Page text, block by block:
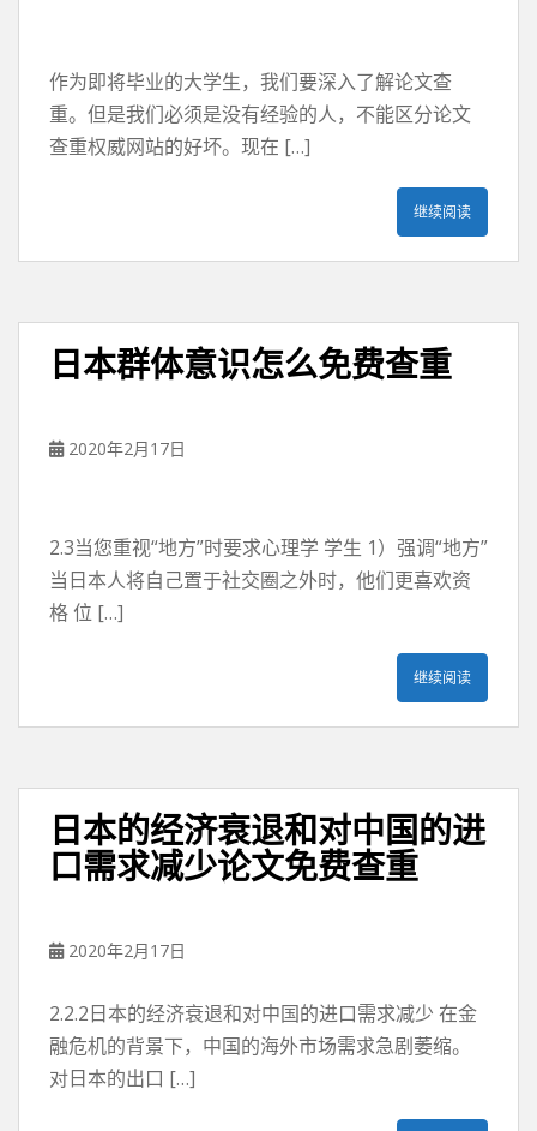
作为即将毕业的大学生，我们要深入了解论文查
重。但是我们必须是没有经验的人，不能区分论文
查重权威网站的好坏。现在 […]
继续阅读
日本群体意识怎么免费查重
2020年2月17日
2.3当您重视“地方”时要求心理学 学生 1）强调“地方”
当日本人将自己置于社交圈之外时，他们更喜欢资
格 位 […]
继续阅读
日本的经济衰退和对中国的进
口需求减少论文免费查重
2020年2月17日
2.2.2日本的经济衰退和对中国的进口需求减少 在金
融危机的背景下，中国的海外市场需求急剧萎缩。
对日本的出口 […]